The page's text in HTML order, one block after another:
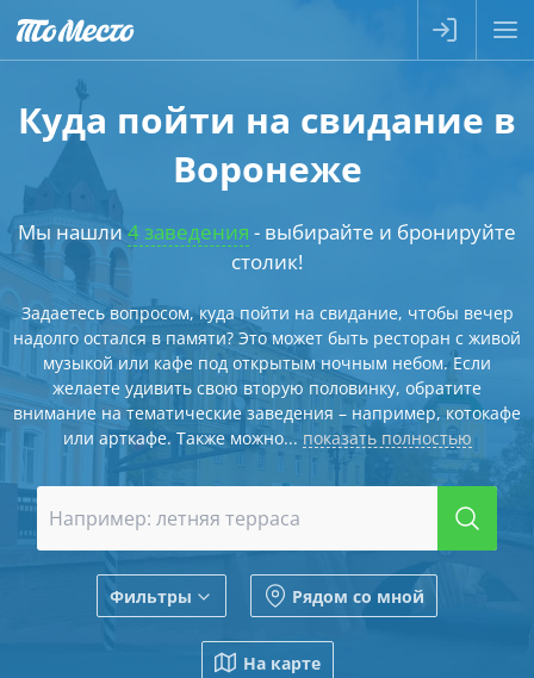
Куда пойти на свидание в
Воронеже
Мы нашли4 заведения - выбирайте и бронируйте
столик!
Задаетесь вопросом, куда пойти на свидание, чтобы вечер
надолго остался в памяти? Это может быть ресторан с живой
музыкой или кафе под открытым ночным небом. Если
желаете удивить свою вторую половинку, обратите
внимание на тематические заведения – например, котокафе
или арткафе. Также можно... показать полностью
Фильтры Рядом со мной
На карте